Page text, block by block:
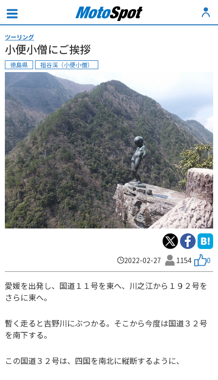
ツーリング
小便小僧にご挨拶
徳島県 祖谷渓（小便小僧）
2022-02-27 1154 0
愛媛を出発し、国道１１号を東へ、川之江から１９２号を
さらに東へ。
暫く走ると吉野川にぶつかる。そこから今度は国道３２号
を南下する。
この国道３２号は、四国を南北に縦断するように、